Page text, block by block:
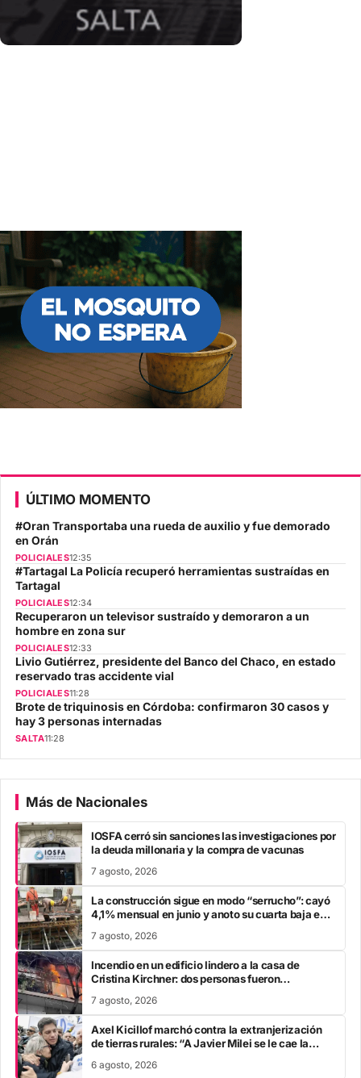
ÚLTIMO MOMENTO
#Oran Transportaba una rueda de auxilio y fue demorado
en Orán
POLICIALES12:35
#Tartagal La Policía recuperó herramientas sustraídas en
Tartagal
POLICIALES12:34
Recuperaron un televisor sustraído y demoraron a un
hombre en zona sur
POLICIALES12:33
Livio Gutiérrez, presidente del Banco del Chaco, en estado
reservado tras accidente vial
POLICIALES11:28
Brote de triquinosis en Córdoba: confirmaron 30 casos y
hay 3 personas internadas
SALTA11:28
Más de Nacionales
IOSFA cerró sin sanciones las investigaciones por
la deuda millonaria y la compra de vacunas
7 agosto, 2026
La construcción sigue en modo “serrucho”: cayó
4,1% mensual en junio y anoto su cuarta baja en
7 agosto, 2026
Incendio en un edificio lindero a la casa de
Cristina Kirchner: dos personas fueron
7 agosto, 2026
Axel Kicillof marchó contra la extranjerización
de tierras rurales: “A Javier Milei se le cae la
6 agosto, 2026